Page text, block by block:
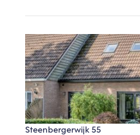
Steenbergerwijk 55